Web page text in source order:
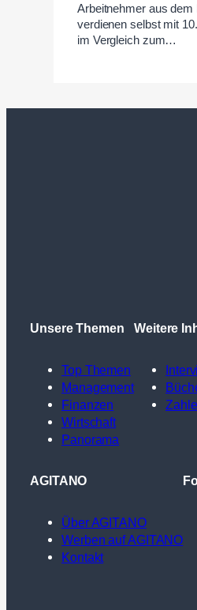
Arbeitnehmer aus dem
verdienen selbst mit
im Vergleich zum…
Unsere Themen
Top Themen
Management
Finanzen
Wirtschaft
Panorama
Weitere
AGITANO
Über AGITANO
Werben auf AGITANO
Kontakt